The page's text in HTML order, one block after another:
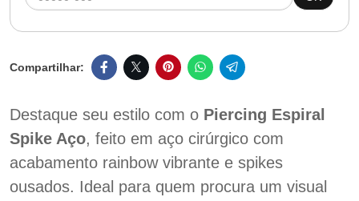
Destaque seu estilo com o Piercing Espiral
Spike Aço, feito em aço cirúrgico com
acabamento rainbow vibrante e spikes
ousados. Ideal para quem procura um visual